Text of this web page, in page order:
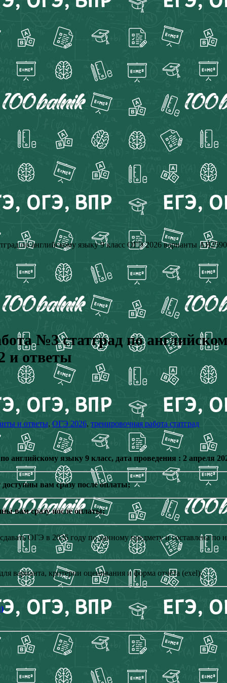
по английскому языку 9 класс ОГЭ 2026 варианты
№3 статград по
и ответы
и ответы, ОГЭ 2026, тренировочная работа статград
языку 9 класс, дата проведения : 2 апреля
вам сразу после оплаты;
вам сразу после оплаты;
сдавать ОГЭ в 2026 году по данному предмету и
варианта, критерии оценивания и форма отчёта (exel);